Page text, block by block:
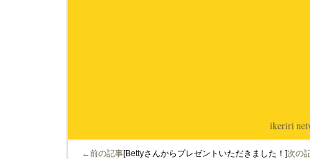
ikeriri|
←前の記事[Bettyさんからプレゼントいただきました！]次の